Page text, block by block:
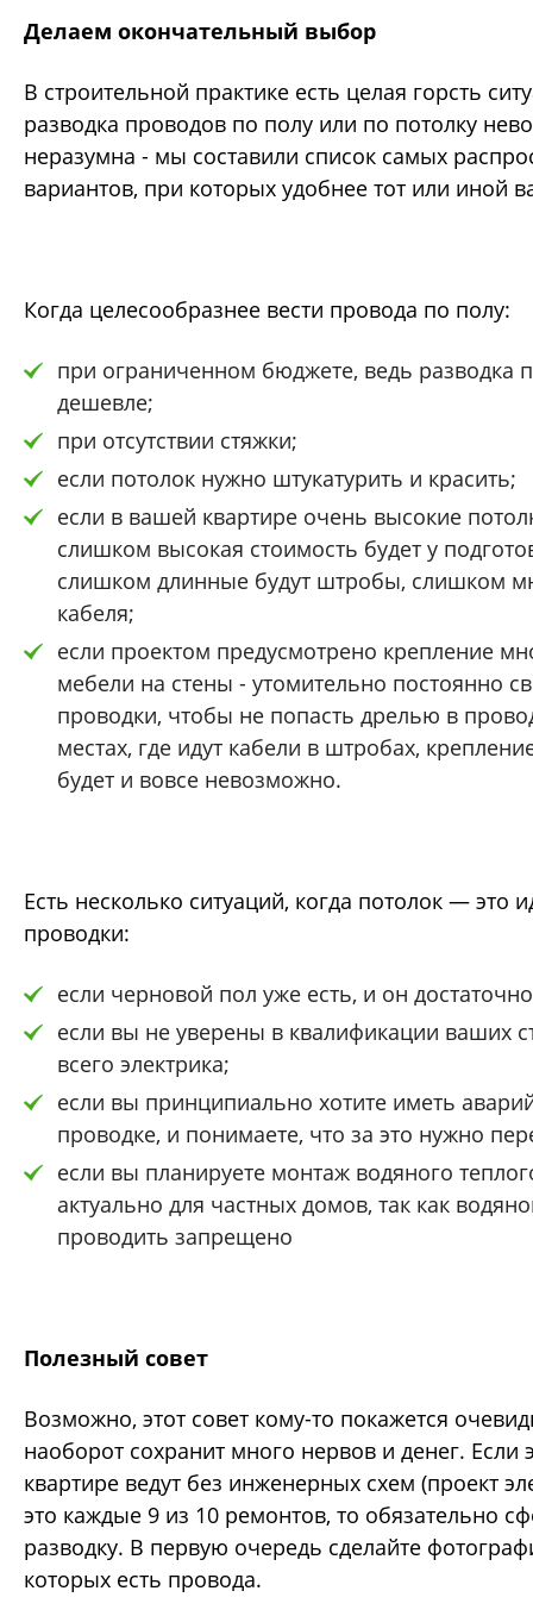
Делаем окончательный выбор
В строительной практике есть целая горсть
разводка проводов по полу или по потолку
неразумна - мы составили список самых
вариантов, при которых удобнее тот или иной
Когда целесообразнее вести провода по полу:
при ограниченном бюджете, ведь разводка
дешевле;
при отсутствии стяжки;
если потолок нужно штукатурить и красить;
если в вашей квартире очень высокие
слишком высокая стоимость будет у
слишком длинные будут штробы, слишком
кабеля;
если проектом предусмотрено крепление
мебели на стены - утомительно постоянно
проводки, чтобы не попасть дрелью в
местах, где идут кабели в штробах,
будет и вовсе невозможно.
Есть несколько ситуаций, когда потолок — это
проводки:
если черновой пол уже есть, и он
если вы не уверены в квалификации ваших
всего электрика;
если вы принципиально хотите иметь
проводке, и понимаете, что за это нужно
если вы планируете монтаж водяного
актуально для частных домов, так как
проводить запрещено
Полезный совет
Возможно, этот совет кому-то покажется
наоборот сохранит много нервов и денег. Если
квартире ведут без инженерных схем (проект
это каждые 9 из 10 ремонтов, то обязательно
разводку. В первую очередь сделайте
которых есть провода.